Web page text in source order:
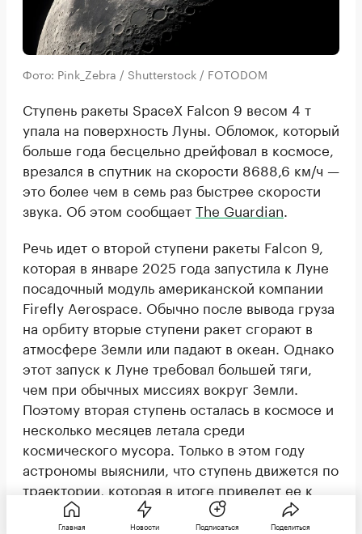
Фото: Pink_Zebra / Shutterstock / FOTODOM
Ступень ракеты SpaceX Falcon 9 весом 4 т
упала на поверхность Луны. Обломок, который
больше года бесцельно дрейфовал в космосе,
врезался в спутник на скорости 8688,6 км/ч —
это более чем в семь раз быстрее скорости
звука. Об этом сообщаетThe Guardian
Речь идет о второй ступени ракеты Falcon 9,
которая в январе 2025 года запустила к Луне
посадочный модуль американской компании
Firefly Aerospace. Обычно после вывода груза
на орбиту вторые ступени ракет сгорают в
атмосфере Земли или падают в океан. Однако
этот запуск к Луне требовал большей тяги,
чем при обычных миссиях вокруг Земли.
Поэтому вторая ступень осталась в космосе и
несколько месяцев летала среди
космического мусора. Только в этом году
астрономы выяснили, что ступень движется по
траектории, которая в итоге приведет ее к
Главная Новости Подписаться Поделиться